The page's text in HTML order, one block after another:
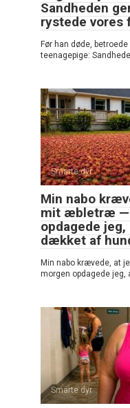
Sandheden
rystede vores
Før han døde,
teenagepige:
Smarte dyr
Min nabo
mit æbletræ —
opdagede jeg,
dækket af
Min nabo krævede, at
morgen opdagede jeg,
Smarte dyr